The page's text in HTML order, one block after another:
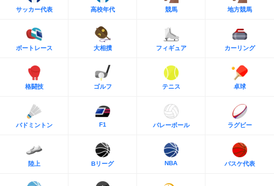
サッカー代表 高校年代 競馬 地方競馬
ボートレース 大相撲 フィギュア カーリング
格闘技 ゴルフ テニス 卓球
バドミントン F1 バレーボール ラグビー
陸上 Bリーグ NBA バスケ代表